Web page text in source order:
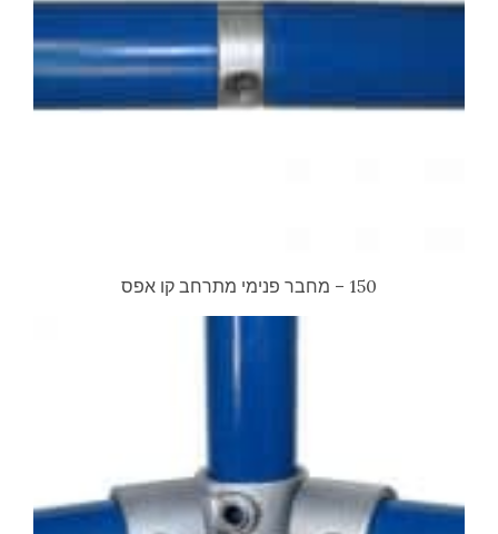
150 – מחבר פנימי מתרחב קו אפס